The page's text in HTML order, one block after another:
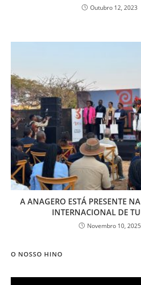
Outubro 12, 2023
A ANAGERO ESTÁ PRESENTE
INTERNACIONAL DE
Novembro 10, 2025
O NOSSO HINO